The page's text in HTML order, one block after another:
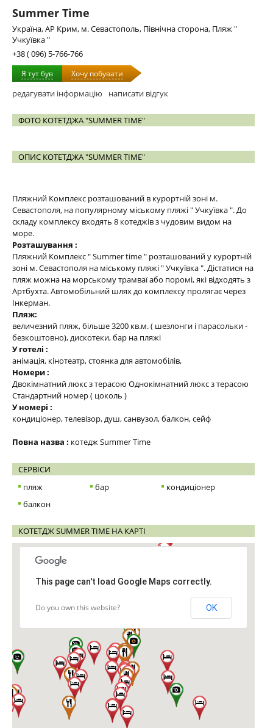
Summer Time
Україна, АР Крим, м. Севастополь, Північна сторона, Пляж "
Учкуївка "
+38 ( 096) 5-766-766
Я тут був Хочу побувати
редагувати інформацію написати відгук
ФОТО КОТЕТДЖА "SUMMER TIME"
ОПИС КОТЕТДЖА "SUMMER TIME"
Пляжний Комплекс розташований в курортній зоні м.
Севастополя, на популярному міському пляжі " Учкуївка ". До
складу комплексу входять 8 котеджів з чудовим видом на
море.
Розташування :
Пляжний Комплекс " Summer time " розташований у курортній
зоні м. Севастополя на міському пляжі " Учкуївка ". Дістатися на
пляж можна на морському трамваї або поромі, які відходять з
Артбухта. Автомобільний шлях до комплексу пролягає через
Інкерман.
Пляж:
величезний пляж, більше 3200 кв.м. ( шезлонги і парасольки -
безкоштовно), дискотеки, бар на пляжі
У готелі :
анімація, кінотеатр, стоянка для автомобілів,
Номери :
Двокімнатний люкс з терасою Однокімнатний люкс з терасою
Стандартний номер ( цоколь )
У номері :
кондиціонер, телевізор, душ, санвузол, балкон, сейф
Повна назва : котедж Summer Time
СЕРВІСИ
пляж
бар
кондиціонер
балкон
КОТЕТДЖ SUMMER TIME НА КАРТІ
This page can't load Google Maps correctly.
Do you own this website? OK